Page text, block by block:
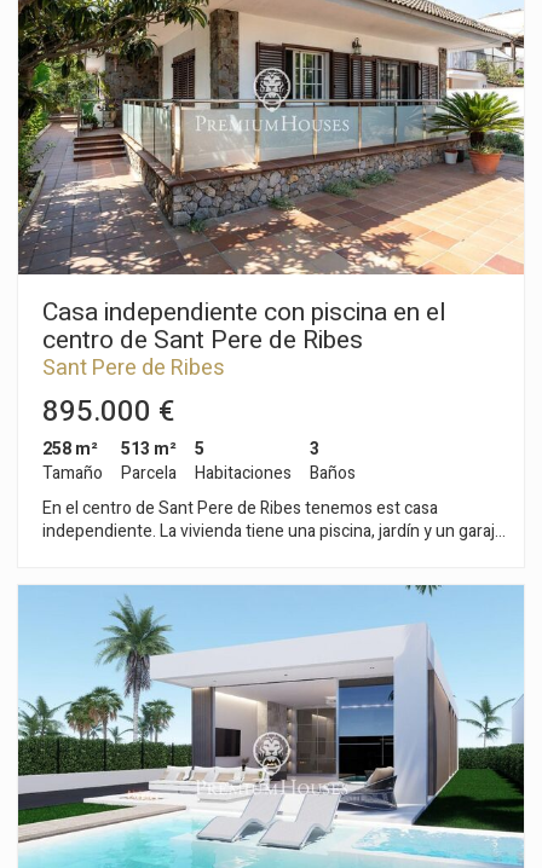
piscina. En la primera planta tenemos la zona de día que se
compone de un salón-comedor con salida a una terraza.
Seguidamente, encontramos una cocina independiente, una
habitación individual y un aseo que da servicio a toda la planta.
En la segunda planta tenemos la zona de noche que se
compone de de dos habitaciones dobles, una en suite con
salida a una gran terraza. Encontramos también una
habitación individual y un baño completo. La propiedad está
ubicada en el centro de Sant Pere de Ribes. Es una zona con
cercanía a todos los servicios esenciales y de fáil y rápido
acceso a la autopista C-32 en dirección Barcelona y su
aeropuerto.
Casa independiente con piscina en el
centro de Sant Pere de Ribes
Sant Pere de Ribes
895.000 €
258 m²
Tamaño
513 m²
Parcela
5
Habitaciones
3
Baños
En el centro de Sant Pere de Ribes tenemos est casa
independiente. La vivienda tiene una piscina, jardín y un garaje
plantas. En la planta baja hay un salón-comedor con salida a la
terraza y al jardín. Seguidamente, tenemos una cocina office
también con salida a una terraza y al jardín. Al lado, tenemos
tres habitaciones dobles, una en suite y un baño completo. En
la primera planta, tenemos una buhardilla de gran tamaño. Se
compone de un pequeño salón con chimenea, dos
habitaciones habitaciones dobles y un baño completo. Desde
la buhardilla se accede a una terraza con vistas despejadas. La
propiedad está ubicada en el centro de Sant Pere de Ribes. Es
una zona con cercanía a todos los servicios esenciales y de
fáil y rápido acceso a la autopista C-32 en dirección Barcelona
y su aeropuerto.